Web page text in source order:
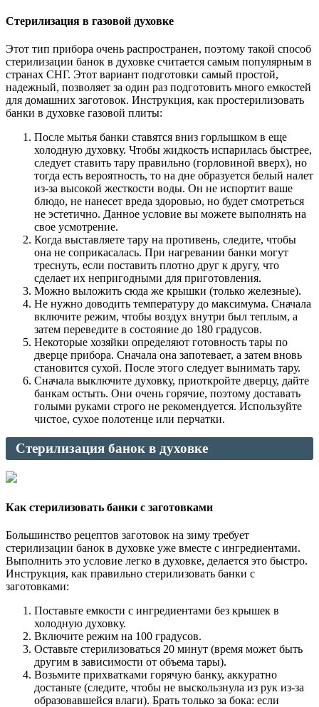
Стерилизация в газовой духовке
Этот тип прибора очень распространен, поэтому такой способ
стерилизации банок в духовке считается самым популярным в
странах СНГ. Этот вариант подготовки самый простой,
надежный, позволяет за один раз подготовить много емкостей
для домашних заготовок. Инструкция, как простерилизовать
банки в духовке газовой плиты:
После мытья банки ставятся вниз горлышком в еще
холодную духовку. Чтобы жидкость испарилась быстрее,
следует ставить тару правильно (горловиной вверх), но
тогда есть вероятность, то на дне образуется белый налет
из-за высокой жесткости воды. Он не испортит ваше
блюдо, не нанесет вреда здоровью, но будет смотреться
не эстетично. Данное условие вы можете выполнять на
свое усмотрение.
Когда выставляете тару на противень, следите, чтобы
она не соприкасалась. При нагревании банки могут
треснуть, если поставить плотно друг к другу, что
сделает их непригодными для приготовления.
Можно выложить сюда же крышки (только железные).
Не нужно доводить температуру до максимума. Сначала
включите режим, чтобы воздух внутри был теплым, а
затем переведите в состояние до 180 градусов.
Некоторые хозяйки определяют готовность тары по
дверце прибора. Сначала она запотевает, а затем вновь
становится сухой. После этого следует вынимать тару.
Сначала выключите духовку, приоткройте дверцу, дайте
банкам остыть. Они очень горячие, поэтому доставать
голыми руками строго не рекомендуется. Используйте
чистое, сухое полотенце или перчатки.
Стерилизация банок в духовке
Как стерилизовать банки с заготовками
Большинство рецептов заготовок на зиму требует
стерилизации банок в духовке уже вместе с ингредиентами.
Выполнить это условие легко в духовке, делается это быстро.
Инструкция, как правильно стерилизовать банки с
заготовками:
Поставьте емкости с ингредиентами без крышек в
холодную духовку.
Включите режим на 100 градусов.
Оставьте стерилизоваться 20 минут (время может быть
другим в зависимости от объема тары).
Возьмите прихватками горячую банку, аккуратно
достаньте (следите, чтобы не выскользнула из рук из-за
образовавшейся влаги). Брать только за бока: если